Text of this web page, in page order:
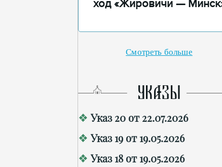
ход «Жировичи —
Смотреть больше
УКАЗЫ
Указ 20 от 22.07.2026
Указ 19 от 19.05.2026
Указ 18 от 19.05.2026